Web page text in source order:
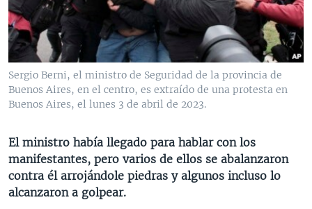
VENEZUELA
BRASIL
NICARAGUA
ECONOMÍA
ENTRETENIMIENTO Y CULTURA
TECNOLOGÍA
DEPORTES
CIENCIA Y SALUD
MULTIMEDIA
VIDEOS
FOTOGRAFÍA
AUDIOS
PROGRAMAS TV
EL MUNDO AL DÍA
FORO INTERAMERICANO
VISIÓN 360
LAS CLAVES
PANORAMA
RADIO
AVANCE INFORMATIVO
AUDIONOTICIAS
BUENOS DÍAS AMÉRICA
ESTADOS UNIDOS AL DÍA
EL MUNDO AL DÍA [RADIO]
DIRECT
DOCUMENTALES DE LA VOA
Learning English
SÍGANOS
Sergio Berni, el ministro de Seguridad de la provincia de
Buenos Aires, en el centro, es extraído de una protesta en
Buenos Aires, el lunes 3 de abril de 2023.
El ministro había llegado para hablar con los
manifestantes, pero varios de ellos se abalanzaron
contra él arrojándole piedras y algunos incluso lo
alcanzaron a golpear.